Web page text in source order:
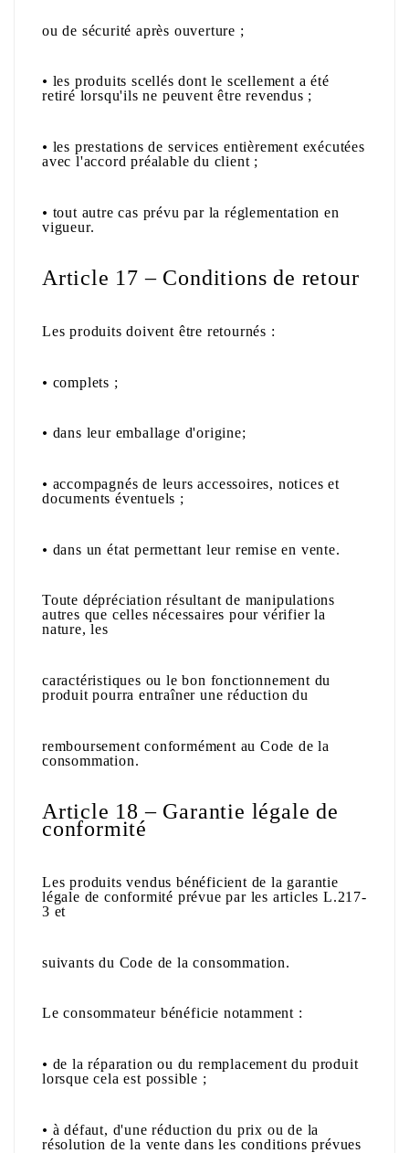
ou de sécurité après ouverture ;
• les produits scellés dont le scellement a été
retiré lorsqu'ils ne peuvent être revendus ;
• les prestations de services entièrement exécutées
avec l'accord préalable du client ;
• tout autre cas prévu par la réglementation en
vigueur.
Article 17 – Conditions de retour
Les produits doivent être retournés :
• complets ;
• dans leur emballage d'origine;
• accompagnés de leurs accessoires, notices et
documents éventuels ;
• dans un état permettant leur remise en vente.
Toute dépréciation résultant de manipulations
autres que celles nécessaires pour vérifier la
nature, les
caractéristiques ou le bon fonctionnement du
produit pourra entraîner une réduction du
remboursement conformément au Code de la
consommation.
Article 18 – Garantie légale de
conformité
Les produits vendus bénéficient de la garantie
légale de conformité prévue par les articles L.217-
3 et
suivants du Code de la consommation.
Le consommateur bénéficie notamment :
• de la réparation ou du remplacement du produit
lorsque cela est possible ;
• à défaut, d'une réduction du prix ou de la
résolution de la vente dans les conditions prévues